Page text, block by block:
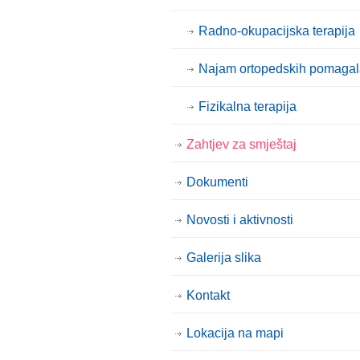
Radno-okupacijska terapija
Najam ortopedskih
Fizikalna terapija
Zahtjev za smještaj
Dokumenti
Novosti i aktivnosti
Galerija slika
Kontakt
Lokacija na mapi